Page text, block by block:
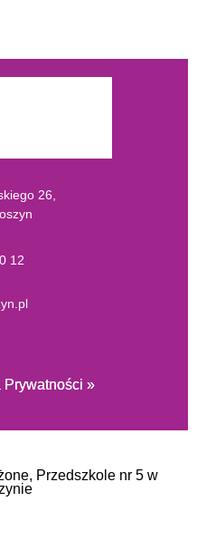
26,
12
Prywatności »
, Przedszkole nr 5 w